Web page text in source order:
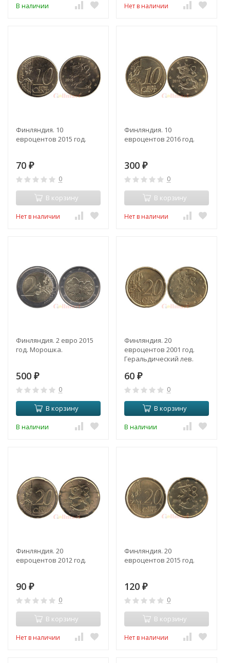
В наличии Нет в наличии
Финляндия. 10
евроцентов 2015 год.
70 ₽
0
В корзину
Нет в наличии
Финляндия. 10
евроцентов 2016 год.
300 ₽
0
В корзину
Нет в наличии
Финляндия. 2 евро 2015
год. Морошка.
500 ₽
0
В корзину
В наличии
Финляндия. 20
евроцентов 2001 год.
Геральдический лев.
60 ₽
0
В корзину
В наличии
Финляндия. 20
евроцентов 2012 год.
90 ₽
0
В корзину
Нет в наличии
Финляндия. 20
евроцентов 2015 год.
120 ₽
0
В корзину
Нет в наличии